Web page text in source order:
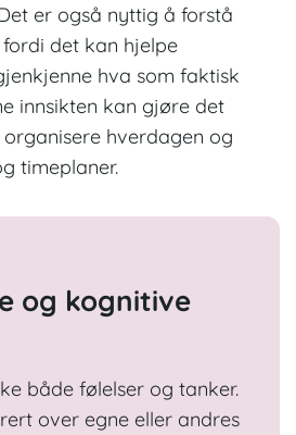
er også nyttig å forstå
det kan hjelpe
hva som faktisk
innsikten kan gjøre det
hverdagen og
timeplaner.
og kognitive
både følelser og tanker.
over egne eller andres